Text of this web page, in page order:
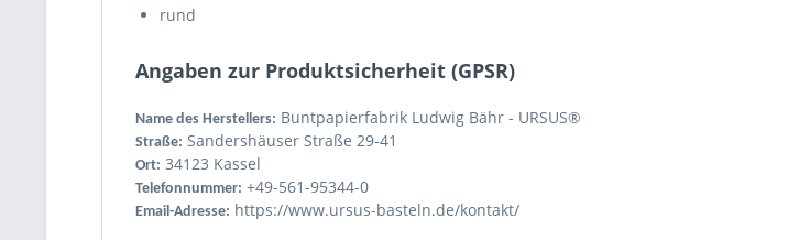
rund
Angaben zur Produktsicherheit (GPSR)
Name des Herstellers: Buntpapierfabrik Ludwig Bähr - URSUS®
Straße: Sandershäuser Straße 29-41
Ort: 34123 Kassel
Telefonnummer: +49-561-95344-0
Email-Adresse: https://www.ursus-basteln.de/kontakt/